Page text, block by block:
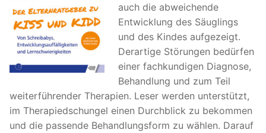
auch die abweichende
Entwicklung des Säuglings
und des Kindes aufgezeigt.
Derartige Störungen bedürfen
einer fachkundigen Diagnose,
Behandlung und zum Teil
weiterführender Therapien. Leser werden unterstützt,
im Therapiedschungel einen Durchblick zu bekommen
und die passende Behandlungsform zu wählen. Darauf